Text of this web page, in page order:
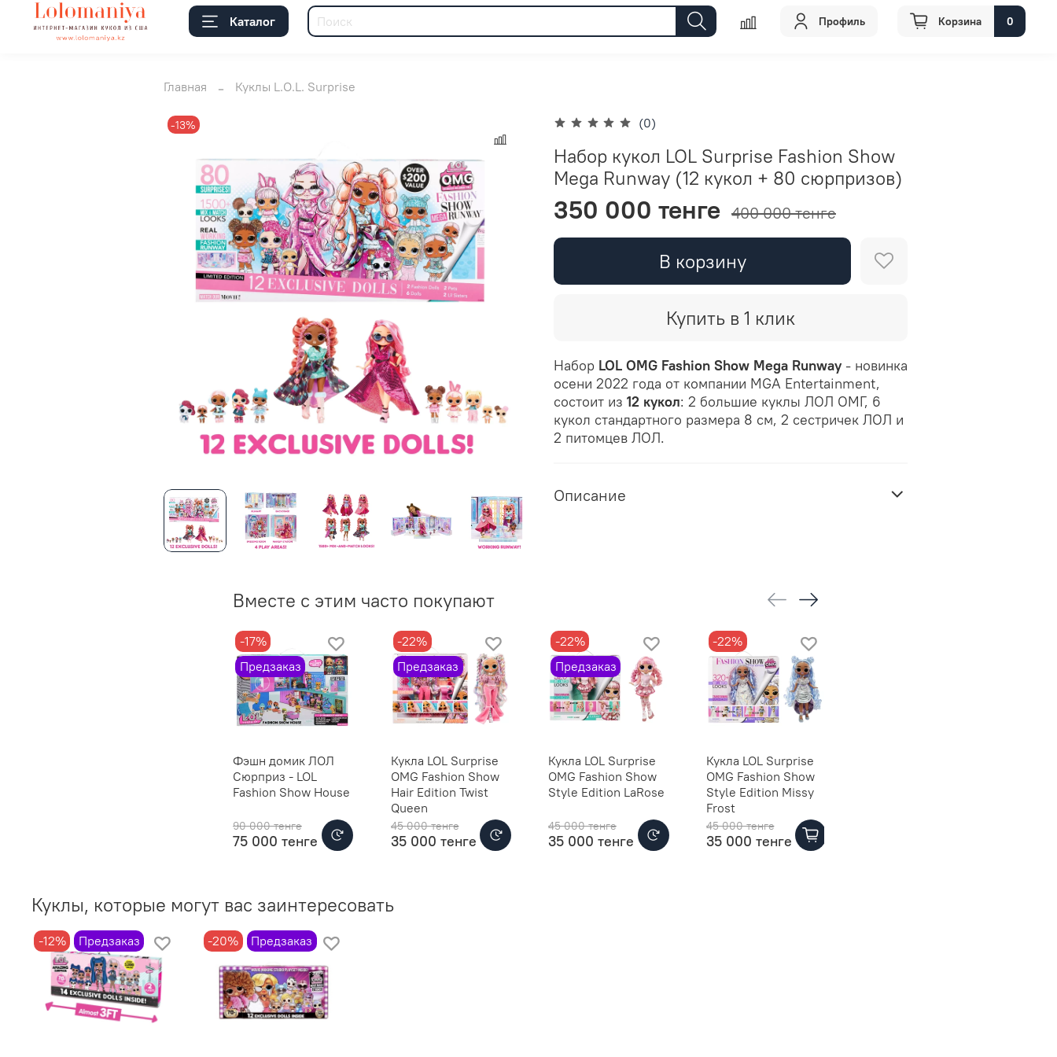
Каталог Профиль Корзина 0
Главная Куклы L.O.L. Surprise
-13% (0)
Набор кукол LOL Surprise Fashion Show
Mega Runway (12 кукол + 80 сюрпризов)
350 000 тенге 400 000 тенге
В корзину
Купить в 1 клик
Набор LOL OMG Fashion Show Mega Runway - новинка
осени 2022 года от компании MGA Entertainment,
состоит из 12 кукол: 2 большие куклы ЛОЛ ОМГ, 6
кукол стандартного размера 8 см, 2 сестричек ЛОЛ и
2 питомцев ЛОЛ.
Описание
Вместе с этим часто покупают
-17%
Предзаказ
Фэшн домик ЛОЛ
Сюрприз - LOL
Fashion Show House
90 000 тенге
75 000 тенге
-22%
Предзаказ
Кукла LOL Surprise
OMG Fashion Show
Hair Edition Twist
Queen
45 000 тенге
35 000 тенге
-22%
Предзаказ
Кукла LOL Surprise
OMG Fashion Show
Style Edition LaRose
45 000 тенге
35 000 тенге
-22%
Кукла LOL Surprise
OMG Fashion Show
Style Edition Missy
Frost
45 000 тенге
35 000 тенге
Куклы, которые могут вас заинтересовать
-12% Предзаказ -20% Предзаказ